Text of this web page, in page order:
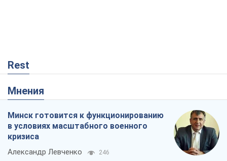
Rest
Мнения
Минск готовится к функционированию
в условиях масштабного военного
кризиса
Александр Левченко 246